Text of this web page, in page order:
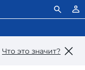
Что это значит?